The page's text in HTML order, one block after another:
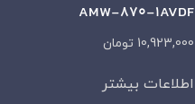
AMW-870-1AVDF
10,923,000 تومان
اطلاعات بیشتر